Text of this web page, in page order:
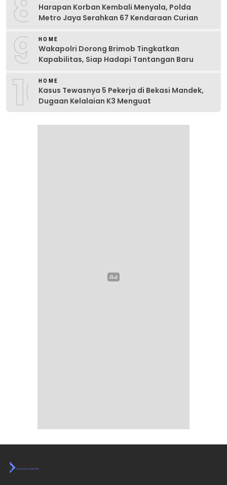
Harapan Korban Kembali Menyala, Polda
Metro Jaya Serahkan 67 Kendaraan Curian
9 HOME
Wakapolri Dorong Brimob Tingkatkan
Kapabilitas, Siap Hadapi Tantangan Baru
10HOME
Kasus Tewasnya 5 Pekerja di Bekasi Mandek,
Dugaan Kelalaian K3 Menguat